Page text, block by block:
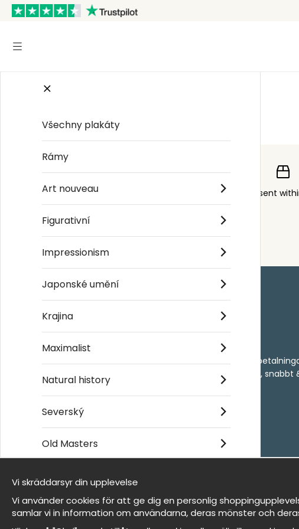
Order sent
Kontakta oss
- Returer och
- Leverans - enkelt, snabbt
Om cookies
Mina favoriter
Et harum quidem rerum facilis est et expedita
Všechny plakáty
Rámy
Art nouveau
Figurativní
Impressionism
Japonské umění
Krajina
Maximalist
Natural history
Severský
Old Masters
Jsme Wallnest
FAQ
Vi skräddarsyr din upplevelse
Vi använder cookies för att ge dig en personlig
samlar vi in information om användarna, deras mönster och